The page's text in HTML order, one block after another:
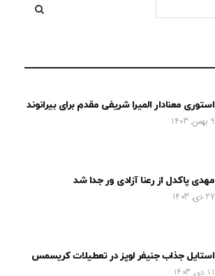
استوری معنادار المیرا شریفی مقدم برای بیرانوند
9 بهمن, 1403
مهدی پاکدل از رعنا آزادی ور جدا شد
27 دی, 1403
استایل جذاب جنیفر لوپز در تعطیلات کریسمس
11 دی, 1403